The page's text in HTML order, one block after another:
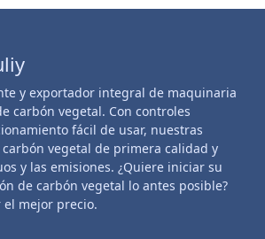
y exportador integral de maquinaria
carbón vegetal. Con controles
fácil de usar, nuestras
vegetal de primera calidad y
y las emisiones. ¿Quiere iniciar su
de carbón vegetal lo antes posible?
el mejor precio.